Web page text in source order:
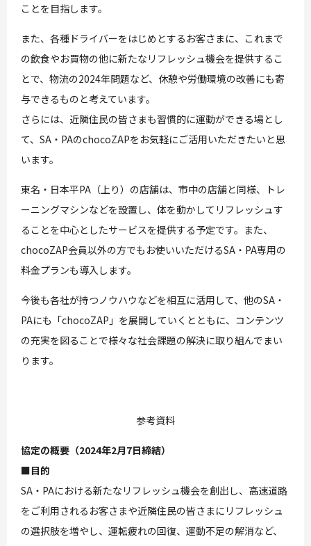
ことを目指します。
また、各種ドライバーをはじめとするお客さまに、これまで
の飲食やお買物の他に新たなリフレッシュ機会を提供するこ
とで、物流の2024年問題など、休憩や労働環境の改善にも寄
与できるものと考えています。
さらには、近隣住民の皆さまも習慣的に運動ができる場とし
て、SA・PAのchocoZAPをお気軽にご活用いただきたいと思
います。
東名・日本平PA（上り）の店舗は、市中の店舗と同様、トレ
ーニングマシンなどを設置し、体を動かしてリフレッシュす
ることを中心としたサービスを提供する予定です。また、
chocoZAP会員以外の方でもお使いいただけるSA・PA専用の
料金プランも導入します。
今後も各社が持つノウハウなどを相互に活用して、他のSA・
PAにも「chocoZAP」を展開していくとともに、コンテンツ
の充実を図ることで様々な社会課題の解決に取り組んでまい
ります。
参考資料
協定の概要（2024年2月7日締結）
■目的
SA・PAにおける新たなリフレッシュ機会を創出し、高速道路
をご利用されるお客さまや近隣住民の皆さまにリフレッシュ
の選択肢を増やし、運転疲れの回復、運動不足の解消など、